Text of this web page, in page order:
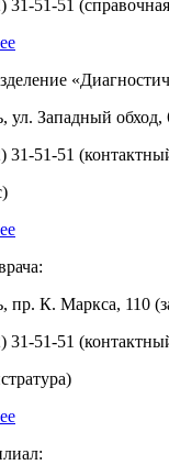
31-51-51
ул. Западный обход,
31-51-51
пр. К. Маркса, 110
31-51-51